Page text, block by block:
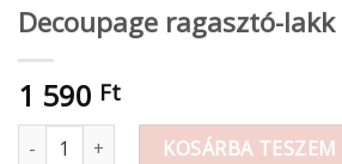
Decoupage ragasztó-
1 590 Ft
Decoupage ragasztó-lakk 100ml
KOSÁRBA TESZEM